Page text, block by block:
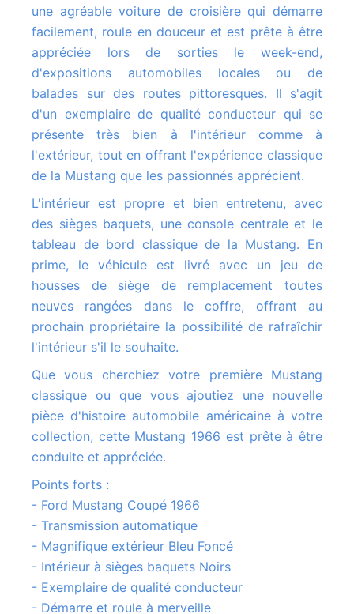
une agréable voiture de croisière qui démarre
facilement, roule en douceur et est prête à être
appréciée lors de sorties le week-end,
d'expositions automobiles locales ou de
balades sur des routes pittoresques. Il s'agit
d'un exemplaire de qualité conducteur qui se
présente très bien à l'intérieur comme à
l'extérieur, tout en offrant l'expérience classique
de la Mustang que les passionnés apprécient.
L'intérieur est propre et bien entretenu, avec
des sièges baquets, une console centrale et le
tableau de bord classique de la Mustang. En
prime, le véhicule est livré avec un jeu de
housses de siège de remplacement toutes
neuves rangées dans le coffre, offrant au
prochain propriétaire la possibilité de rafraîchir
l'intérieur s'il le souhaite.
Que vous cherchiez votre première Mustang
classique ou que vous ajoutiez une nouvelle
pièce d'histoire automobile américaine à votre
collection, cette Mustang 1966 est prête à être
conduite et appréciée.
Points forts :
- Ford Mustang Coupé 1966
- Transmission automatique
- Magnifique extérieur Bleu Foncé
- Intérieur à sièges baquets Noirs
- Exemplaire de qualité conducteur
- Démarre et roule à merveille